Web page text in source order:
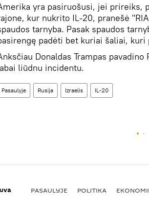
yra pasiruošusi, jei prireiks,
kur nukrito IL-20, pranešė
tarnyba. Pasak spaudos
padėti bet kuriai šaliai, kuri
Donaldas Trampas
liūdnu incidentu.
Pasaulyje Rusija Izraelis IL-20
PASAULYJE POLITIKA